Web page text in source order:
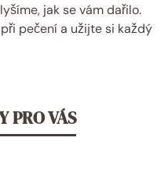
jak se vám dařilo.
pečení a užijte si každý
PRO VÁS